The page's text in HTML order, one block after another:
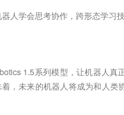
人学会思考协作，跨形态学习技
1.5系列模型，让机器人真
，未来的机器人将成为和人类